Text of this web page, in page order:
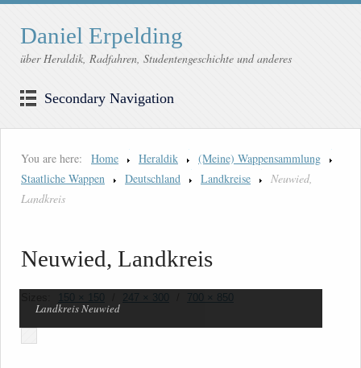
Daniel Erpelding
über Heraldik, Radfahren, Studentengeschichte und anderes
Secondary Navigation
You are here: Home Heraldik
(Meine) Wappensammlung
Staatliche Wappen
Deutschland Landkreise
Neuwied,
Landkreis
Neuwied, Landkreis
150 × 150 247 × 300 700 × 850
Landkreis Neuwied